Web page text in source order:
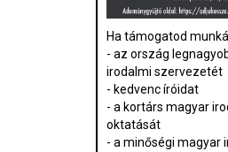
Ha támogatod
- az ország
irodalmi szervezetét
- kedvenc íróidat
- a kortárs magyar
oktatását
- a minőségi magyar